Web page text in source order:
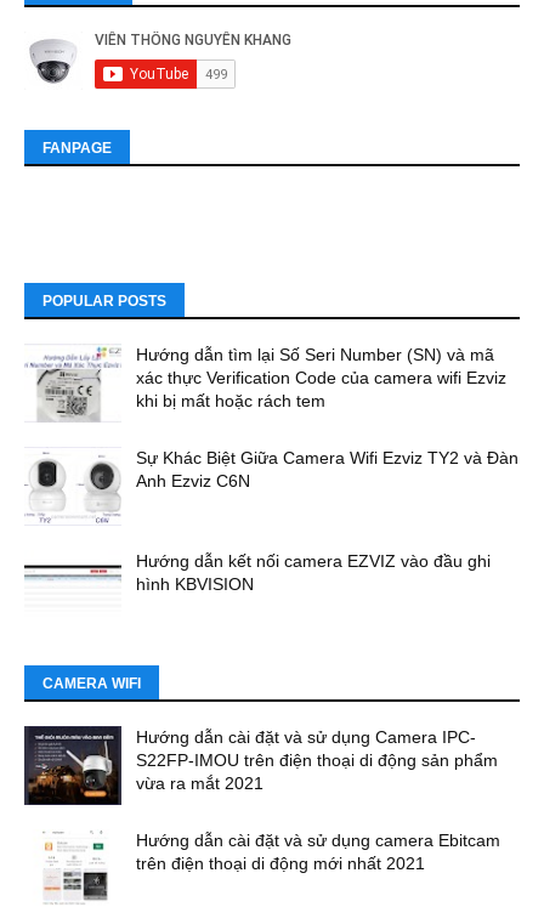
FANPAGE
POPULAR POSTS
Hướng dẫn tìm lại Số Seri Number (SN) và mã
xác thực Verification Code của camera wifi Ezviz
khi bị mất hoặc rách tem
Sự Khác Biệt Giữa Camera Wifi Ezviz TY2 và Đàn
Anh Ezviz C6N
Hướng dẫn kết nối camera EZVIZ vào đầu ghi
hình KBVISION
CAMERA WIFI
Hướng dẫn cài đặt và sử dụng Camera IPC-
S22FP-IMOU trên điện thoại di động sản phẩm
vừa ra mắt 2021
Hướng dẫn cài đặt và sử dụng camera Ebitcam
trên điện thoại di động mới nhất 2021